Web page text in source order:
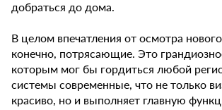
добраться до дома.
В целом впечатления от осмотра
конечно, потрясающие. Это
которым мог бы гордиться любой
системы современные, что не только
красиво, но и выполняет главную